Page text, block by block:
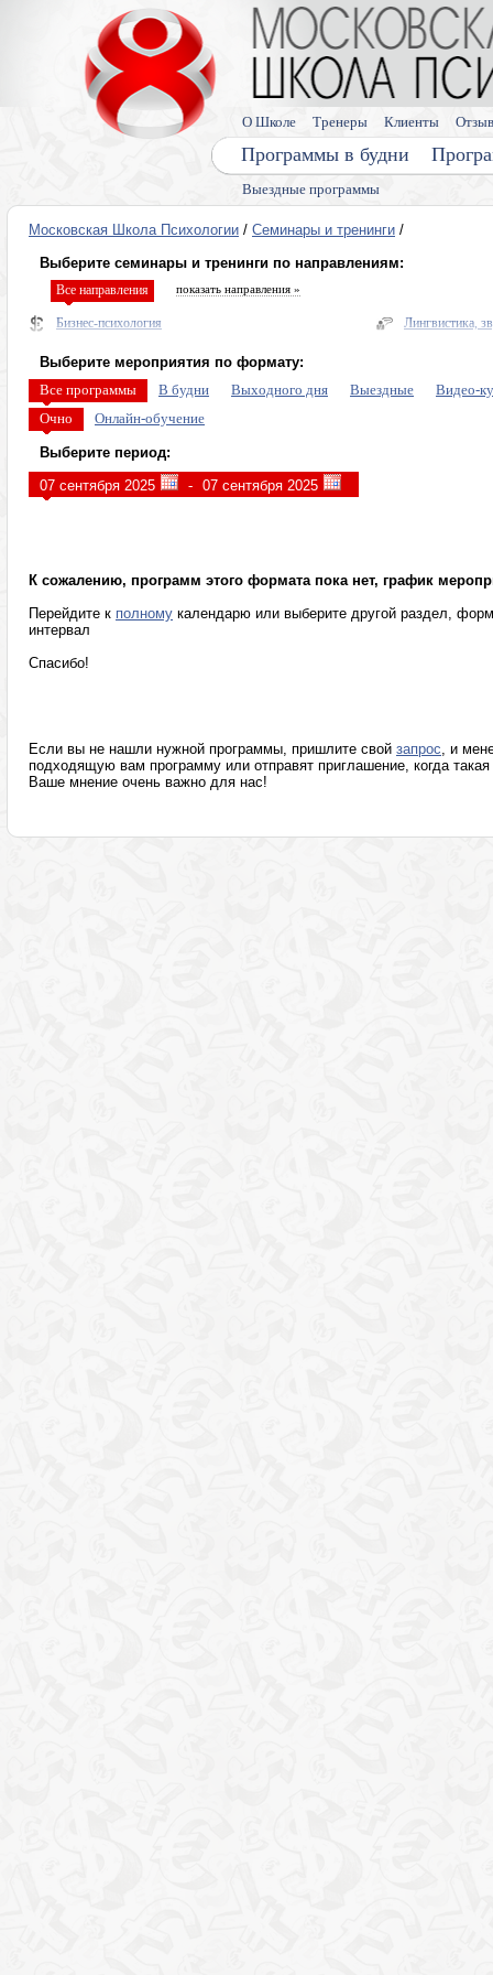
Выездные программы
Программы в будни
О Школе Тренеры Клиенты
Московская Школа Психологии / Семинары и тренинги /
Выберите семинары и тренинги по направлениям:
Все направления показать направления »
Бизнес-психология
Диагностика и прогнозирование
Психо и энерго практики общения и переговоров
Управление мышлением
Персональные пси-возможности
Гипноз, интуиция, сны
Лингвистика,
Выберите мероприятия по формату:
Все программы
В будни Выходного дня Выездные
Видео-
Очно
Онлайн-обучение
Выберите период:
-
К сожалению, программ этого формата пока нет, график
Перейдите к полному календарю или выберите другой раздел,
интервал
Спасибо!
Если вы не нашли нужной программы, пришлите свой запрос, и
подходящую вам программу или отправят приглашение, когда
Ваше мнение очень важно для нас!